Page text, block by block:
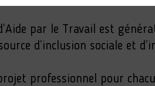
par le Travail est
d’inclusion sociale et
professionnel pour